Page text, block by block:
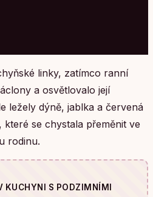
linky, zatímco ranní
a osvětlovalo její
ležely dýně, jablka a červená
se chystala přeměnit ve
rodinu.
KUCHYNI S PODZIMNÍMI